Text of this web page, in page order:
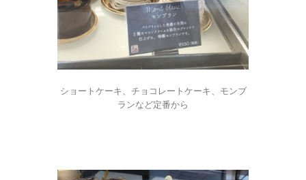
ショートケーキ、チョコレートケーキ、モンブ
ランなど定番から